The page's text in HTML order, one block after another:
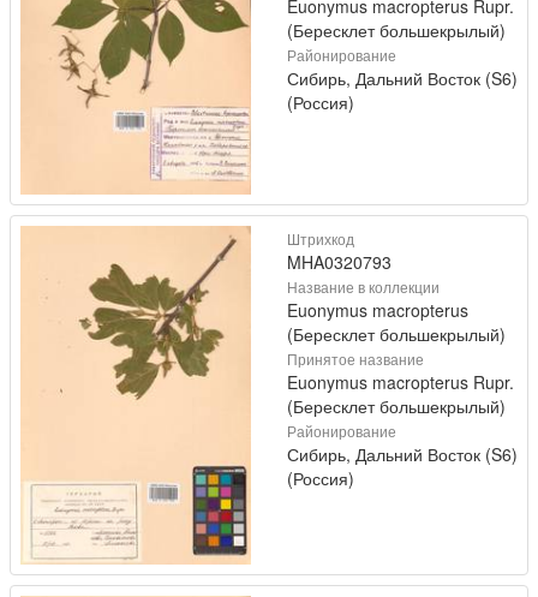
Euonymus macropterus Rupr.
(Бересклет большекрылый)
Районирование
Сибирь, Дальний Восток (S6)
(Россия)
Штрихкод
MHA0320793
Название в коллекции
Euonymus macropterus
(Бересклет большекрылый)
Принятое название
Euonymus macropterus Rupr.
(Бересклет большекрылый)
Районирование
Сибирь, Дальний Восток (S6)
(Россия)